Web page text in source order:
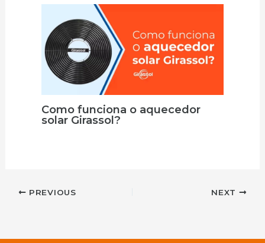
Como funciona o aquecedor
solar Girassol?
PREVIOUS NEXT